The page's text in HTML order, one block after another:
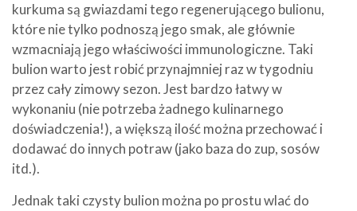
kurkuma są gwiazdami tego regenerującego bulionu,
które nie tylko podnoszą jego smak, ale głównie
wzmacniają jego właściwości immunologiczne. Taki
bulion warto jest robić przynajmniej raz w tygodniu
przez cały zimowy sezon. Jest bardzo łatwy w
wykonaniu (nie potrzeba żadnego kulinarnego
doświadczenia!), a większą ilość można przechować i
dodawać do innych potraw (jako baza do zup, sosów
itd.).
Jednak taki czysty bulion można po prostu wlać do